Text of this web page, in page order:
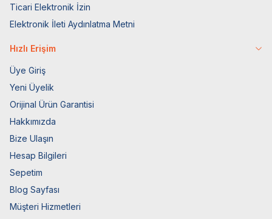
Ticari Elektronik İzin
Elektronik İleti Aydınlatma Metni
Hızlı Erişim
Üye Giriş
Yeni Üyelik
Orijinal Ürün Garantisi
Hakkımızda
Bize Ulaşın
Hesap Bilgileri
Sepetim
Blog Sayfası
Müşteri Hizmetleri